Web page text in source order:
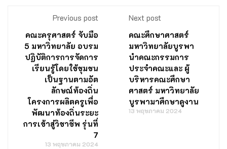
Previous post
คณะครุศาสตร์ จับมือ
5 มหาวิทยาลัย อบรม
ปฏิบัติการการจัดการ
เรียนรู้โดยใช้ชุมชน
เป็นฐานตามอัต
ลักษณ์ท้องถิ่น
โครงการผลิตครูเพื่อ
พัฒนาท้องถิ่นระยะ
การเข้าสู่วิชาชีพ รุ่นที่
7
13 พฤษภาคม 2024
Next post
คณะศึกษาศาสตร์
มหาวิทยาลัยบูรพา
นำคณะกรรมการ
ประจำคณะและ ผู้
บริหารคณะศึกษา
ศาสตร์ มหาวิทยาลัย
บูรพามาศึกษาดูงาน
13 พฤษภาคม 2024